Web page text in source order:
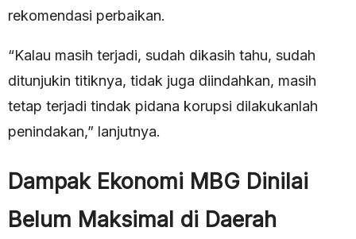
rekomendasi perbaikan.
“Kalau masih terjadi, sudah dikasih tahu, sudah
ditunjukin titiknya, tidak juga diindahkan, masih
tetap terjadi tindak pidana korupsi dilakukanlah
penindakan,” lanjutnya.
Dampak Ekonomi MBG Dinilai
Belum Maksimal di Daerah